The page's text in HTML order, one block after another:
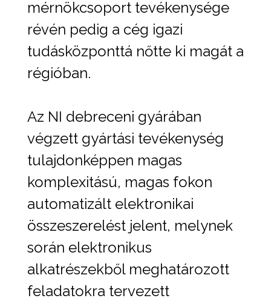
mérnökcsoport tevékenysége
révén pedig a cég igazi
tudásközponttá nőtte ki magát a
régióban.
Az NI debreceni gyárában
végzett gyártási tevékenység
tulajdonképpen magas
komplexitású, magas fokon
automatizált elektronikai
összeszerelést jelent, melynek
során elektronikus
alkatrészekből meghatározott
feladatokra tervezett